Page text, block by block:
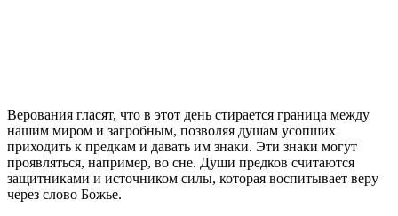
Верования гласят, что в этот день стирается граница между
нашим миром и загробным, позволяя душам усопших
приходить к предкам и давать им знаки. Эти знаки могут
проявляться, например, во сне. Души предков считаются
защитниками и источником силы, которая воспитывает веру
через слово Божье.